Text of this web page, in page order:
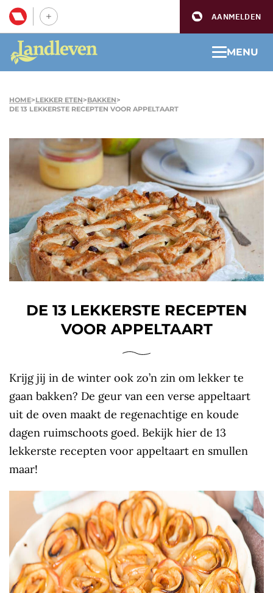
AANMELDEN
MENU
HOME>LEKKER ETEN>BAKKEN>
DE 13 LEKKERSTE RECEPTEN VOOR APPELTAART
DE 13 LEKKERSTE RECEPTEN
VOOR APPELTAART
Krijg jij in de winter ook zo’n zin om lekker te
gaan bakken? De geur van een verse appeltaart
uit de oven maakt de regenachtige en koude
dagen ruimschoots goed. Bekijk hier de 13
lekkerste recepten voor appeltaart en smullen
maar!